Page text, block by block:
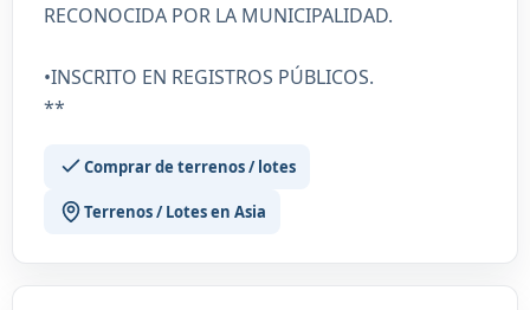
RECONOCIDA POR LA MUNICIPALIDAD.
•INSCRITO EN REGISTROS PÚBLICOS.
**
Comprar de terrenos / lotes
Terrenos / Lotes en Asia